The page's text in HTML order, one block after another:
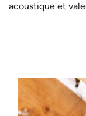
acoustique et